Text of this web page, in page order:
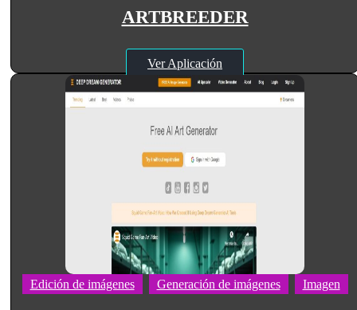
ARTBREEDER
Ver Aplicación
Edición de imágenes Generación de imágenes Imagen